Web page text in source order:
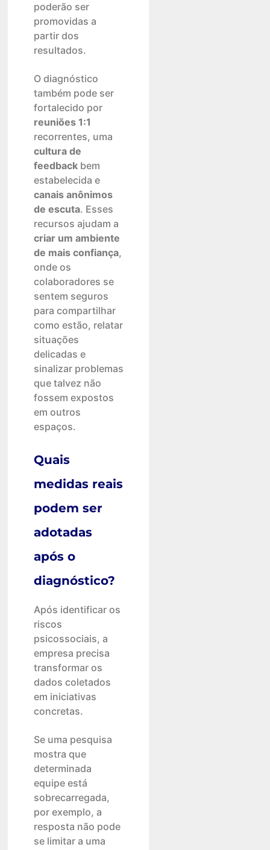
poderão ser
promovidas a
partir dos
resultados.
O diagnóstico
também pode ser
fortalecido por
reuniões 1:1
recorrentes, uma
cultura de
feedbackbem
estabelecida e
canais anônimos
de escuta. Esses
recursos ajudam a
criar um ambiente
de mais confiança,
onde os
colaboradores se
sentem seguros
para compartilhar
como estão, relatar
situações
delicadas e
sinalizar problemas
que talvez não
fossem expostos
em outros
espaços.
Quais
medidas reais
podem ser
adotadas
após o
diagnóstico?
Após identificar os
riscos
psicossociais, a
empresa precisa
transformar os
dados coletados
em iniciativas
concretas.
Se uma pesquisa
mostra que
determinada
equipe está
sobrecarregada,
por exemplo, a
resposta não pode
se limitar a uma